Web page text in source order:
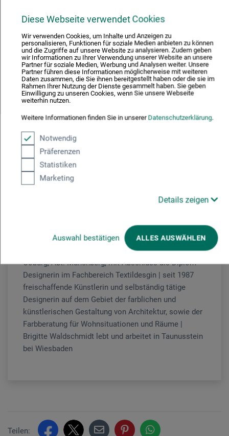
Diese Webseite verwendet Cookies
Wir verwenden Cookies, um Inhalte und Anzeigen zu
personalisieren, Funktionen für soziale Medien anbieten zu können
und die Zugriffe auf unsere Website zu analysieren. Zudem geben
wir Informationen zu Ihrer Verwendung unserer Website an unsere
Partner für soziale Medien, Werbung und Analysen weiter. Unsere
Partner führen diese Informationen möglicherweise mit weiteren
Daten zusammen, die Sie ihnen bereitgestellt haben oder die sie im
Rahmen Ihrer Nutzung der Dienste gesammelt haben. Sie geben
Einwilligung zu unseren Cookies, wenn Sie unsere Webseite
weiterhin nutzen.
Weitere Informationen finden Sie in unserer Datenschutzerklärung.
Notwendig
Präferenzen
Statistiken
Marketing
Details zeigen
Auswahl bestätigen ALLES AUSWÄHLEN
Veranstaltungsleiter/in
Brigitte Waldschmidt
Kursgebühr
Weiteres Material bitte entsprechend der
Materialliste mitbringen oder vor Ort erwerben.
Begrenzte Teilnehmerzahl.
Brigitte Waldschmidt
geboren in Weiden in der
Oberpfalz | Designstudium an der Fachhochschule
Coburg, Abt. Münchberg, mit Abschluss als Diplom-
Designerin im Fachbereich Textildesgin | seit 1987
freischaffende Künstlerin und selbständig tätige
Designerin auf dem Gebiet der farblichen und
künstlerischen Gestaltung von Architektur, sowie der
Farbberatung für Wohnsituationen und Räume |
Brigitte Waldschmidt lebt und arbeitet in Taunusstein
bei Wiesbaden
Teilen: